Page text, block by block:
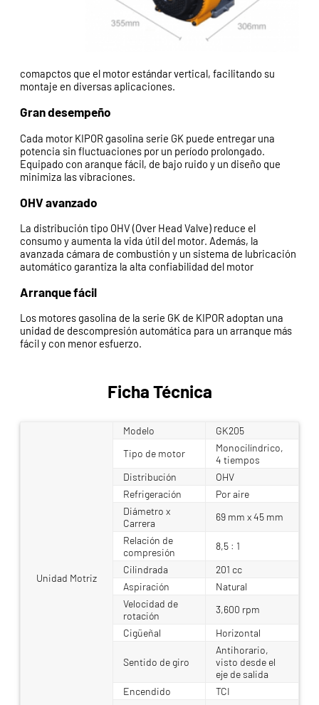
comapctos que el motor estándar vertical, facilitando su
montaje en diversas aplicaciones.
Gran desempeño
Cada motor KIPOR gasolina serie GK puede entregar una
potencia sin fluctuaciones por un período prolongado.
Equipado con aranque fácil, de bajo ruido y un diseño que
minimiza las vibraciones.
OHV avanzado
La distribución tipo OHV (Over Head Valve) reduce el
consumo y aumenta la vida útil del motor. Además, la
avanzada cámara de combustión y un sistema de lubricación
automático garantiza la alta confiabilidad del motor
Arranque fácil
Los motores gasolina de la serie GK de KIPOR adoptan una
unidad de descompresión automática para un arranque más
fácil y con menor esfuerzo.
Ficha Técnica
Unidad Motriz
Modelo
GK205
Tipo de motor
Monocilíndrico,
4 tiempos
Distribución
OHV
Refrigeración
Por aire
Diámetro x
Carrera
69 mm x 45 mm
Relación de
compresión
8,5 : 1
Cilindrada
201 cc
Aspiración
Natural
Velocidad de
rotación
3,600 rpm
Cigüeñal
Horizontal
Sentido de giro
Antihorario,
visto desde el
eje de salida
Encendido
TCI